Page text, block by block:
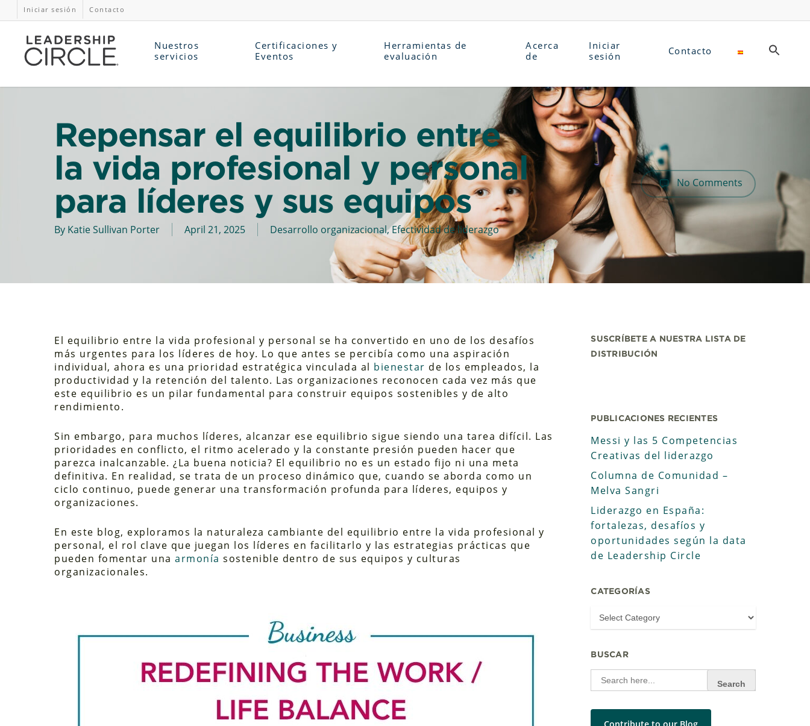
Iniciar sesión Contacto
Nuestros
servicios
Certificaciones y
Eventos
Herramientas de
evaluación
Acerca
de
Iniciar
sesión
Contacto
Repensar el equilibrio entre
la vida profesional y personal
para líderes y sus equipos
By Katie Sullivan Porter April 21, 2025 Desarrollo organizacional,Efectividad de liderazgo
No Comments
El equilibrio entre la vida profesional y personal se ha convertido en uno de los desafíos
más urgentes para los líderes de hoy. Lo que antes se percibía como una aspiración
individual, ahora es una prioridad estratégica vinculada al bienestar de los empleados, la
productividad y la retención del talento. Las organizaciones reconocen cada vez más que
este equilibrio es un pilar fundamental para construir equipos sostenibles y de alto
rendimiento.
Sin embargo, para muchos líderes, alcanzar ese equilibrio sigue siendo una tarea difícil. Las
prioridades en conflicto, el ritmo acelerado y la constante presión pueden hacer que
parezca inalcanzable. ¿La buena noticia? El equilibrio no es un estado fijo ni una meta
definitiva. En realidad, se trata de un proceso dinámico que, cuando se aborda como un
ciclo continuo, puede generar una transformación profunda para líderes, equipos y
organizaciones.
En este blog, exploramos la naturaleza cambiante del equilibrio entre la vida profesional y
personal, el rol clave que juegan los líderes en facilitarlo y las estrategias prácticas que
pueden fomentar unaarmonía sostenible dentro de sus equipos y culturas
organizacionales.
SUSCRÍBETE A NUESTRA LISTA DE
DISTRIBUCIÓN
PUBLICACIONES RECIENTES
Messi y las 5 Competencias
Creativas del liderazgo
Columna de Comunidad –
Melva Sangri
Liderazgo en España:
fortalezas, desafíos y
oportunidades según la data
de Leadership Circle
CATEGORÍAS
BUSCAR
Search
for: